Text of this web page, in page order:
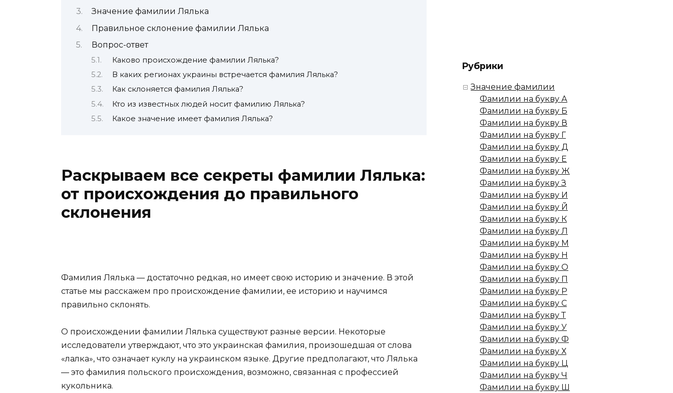
Значение фамилии Лялька
Правильное склонение фамилии Лялька
Вопрос-ответ
Каково происхождение фамилии Лялька?
В каких регионах украины встречается фамилия Лялька?
Как склоняется фамилия Лялька?
Кто из известных людей носит фамилию Лялька?
Какое значение имеет фамилия Лялька?
Раскрываем все секреты фамилии Лялька:
от происхождения до правильного
склонения
Фамилия Лялька — достаточно редкая, но имеет свою историю и значение. В этой
статье мы расскажем про происхождение фамилии, ее историю и научимся
правильно склонять.
О происхождении фамилии Лялька существуют разные версии. Некоторые
исследователи утверждают, что это украинская фамилия, произошедшая от слова
«лалка», что означает куклу на украинском языке. Другие предполагают, что Лялька
— это фамилия польского происхождения, возможно, связанная с профессией
кукольника.
Рубрики
Значение фамилии
Фамилии на букву А
Фамилии на букву Б
Фамилии на букву В
Фамилии на букву Г
Фамилии на букву Д
Фамилии на букву Е
Фамилии на букву Ж
Фамилии на букву З
Фамилии на букву И
Фамилии на букву Й
Фамилии на букву К
Фамилии на букву Л
Фамилии на букву М
Фамилии на букву Н
Фамилии на букву О
Фамилии на букву П
Фамилии на букву Р
Фамилии на букву С
Фамилии на букву Т
Фамилии на букву У
Фамилии на букву Ф
Фамилии на букву Х
Фамилии на букву Ц
Фамилии на букву Ч
Фамилии на букву Ш